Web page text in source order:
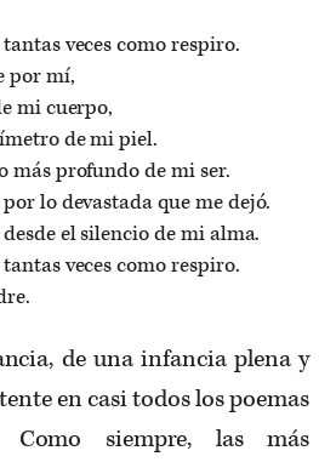
veces como respiro.
por mí,
mi cuerpo,
de mi piel.
más profundo de mi ser.
lo devastada que me dejó.
el silencio de mi alma.
veces como respiro.
de una infancia plena y
en casi todos los poemas
Como siempre, las más